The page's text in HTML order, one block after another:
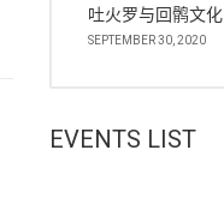
吐火罗与回鹘文化
SEPTEMBER 30, 2020
EVENTS LIST